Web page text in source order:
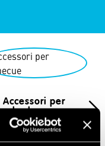
Accessori per
barbecue